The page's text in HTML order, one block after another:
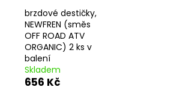
brzdové destičky,
NEWFREN (směs
OFF ROAD ATV
ORGANIC) 2 ks v
balení
Skladem
656 Kč